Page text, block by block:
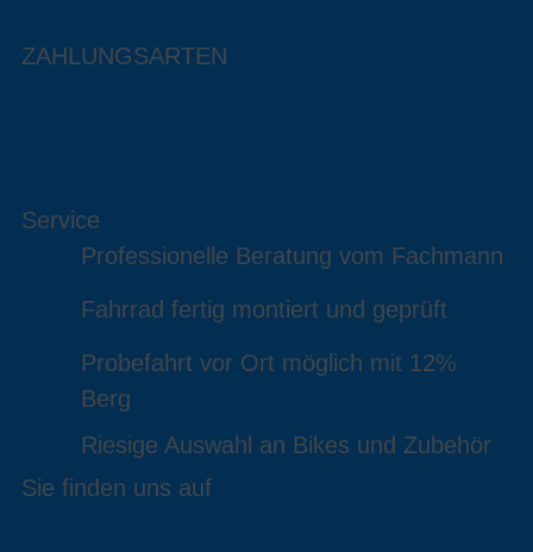
ZAHLUNGSARTEN
Service
Professionelle Beratung vom Fachmann
Fahrrad fertig montiert und geprüft
Probefahrt vor Ort möglich mit 12%
Berg
Riesige Auswahl an Bikes und Zubehör
Sie finden uns auf